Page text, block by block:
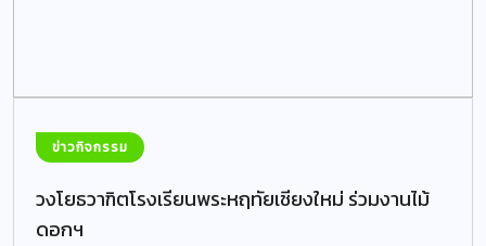
ข่าวกิจกรรม
วงโยธวาฑิตโรงเรียนพระหฤทัยเชียงใหม่ ร่วมงานไม้
ดอกฯ